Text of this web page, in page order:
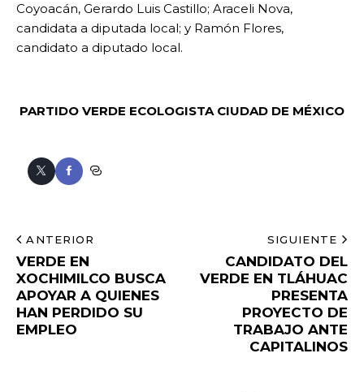
Coyoacán, Gerardo Luis Castillo; Araceli Nova,
candidata a diputada local; y Ramón Flores,
candidato a diputado local.
PARTIDO VERDE ECOLOGISTA CIUDAD DE MÉXICO
ANTERIOR
VERDE EN
XOCHIMILCO BUSCA
APOYAR A QUIENES
HAN PERDIDO SU
EMPLEO
SIGUIENTE
CANDIDATO DEL
VERDE EN TLÁHUAC
PRESENTA
PROYECTO DE
TRABAJO ANTE
CAPITALINOS